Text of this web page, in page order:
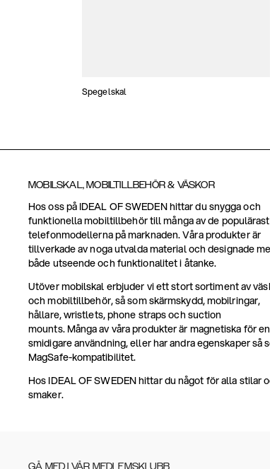
Spegelskal
MOBILSKAL, MOBILTILLBEHÖR & VÄSKOR
Hos oss på IDEAL OF SWEDEN hittar du snygga och
funktionella mobiltillbehör till många av de
telefonmodellerna på marknaden. Våra produkter är
tillverkade av noga utvalda material och designade
både utseende och funktionalitet i åtanke.
Utöver mobilskal erbjuder vi ett stort sortiment av
och mobiltillbehör, så som skärmskydd, mobilringar,
hållare, wristlets, phone straps och suction
mounts. Många av våra produkter är magnetiska för en
smidigare användning, eller har andra egenskaper så
MagSafe-kompatibilitet.
Hos IDEAL OF SWEDEN hittar du något för alla stilar
smaker.
GÅ MED I VÅR MEDLEMSKLUBB